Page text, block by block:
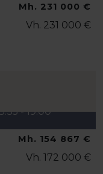
Mh. 231 000 €
Vh. 231 000 €
- 19:00
Mh. 154 867 €
Vh. 172 000 €